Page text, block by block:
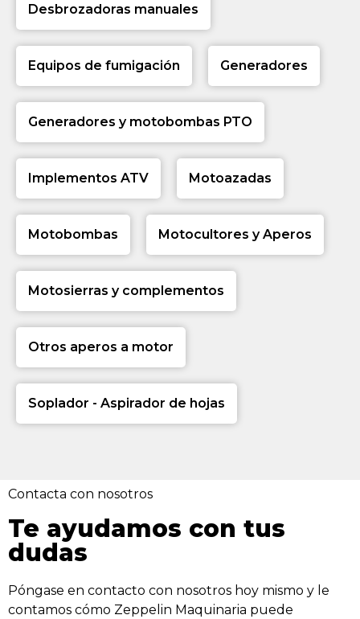
Desbrozadoras manuales
Equipos de fumigación Generadores
Generadores y motobombas PTO
Implementos ATV Motoazadas
Motobombas Motocultores y Aperos
Motosierras y complementos
Otros aperos a motor
Soplador - Aspirador de hojas
Contacta con nosotros
Te ayudamos con tus
dudas
Póngase en contacto con nosotros hoy mismo y le
contamos cómo Zeppelin Maquinaria puede